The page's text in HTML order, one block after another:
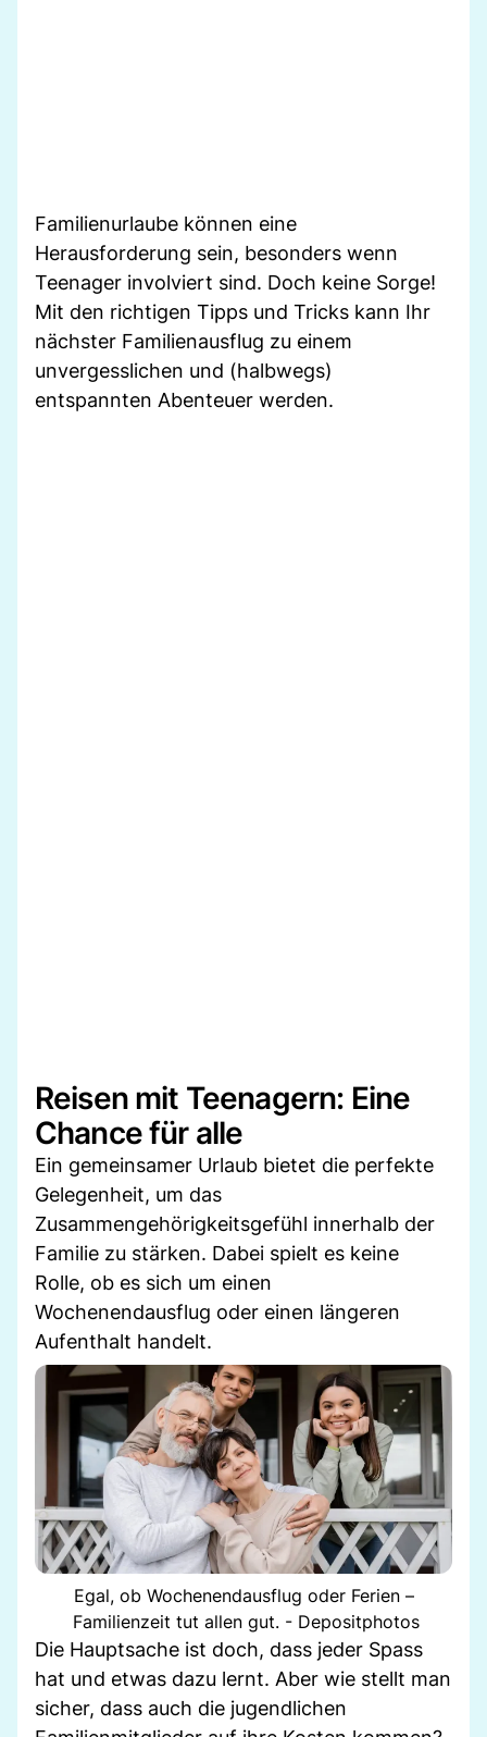
Familienurlaube können eine
Herausforderung sein, besonders wenn
Teenager involviert sind. Doch keine Sorge!
Mit den richtigen Tipps und Tricks kann Ihr
nächster Familienausflug zu einem
unvergesslichen und (halbwegs)
entspannten Abenteuer werden.
Reisen mit Teenagern: Eine
Chance für alle
Ein gemeinsamer Urlaub bietet die perfekte
Gelegenheit, um das
Zusammengehörigkeitsgefühl innerhalb der
Familie zu stärken. Dabei spielt es keine
Rolle, ob es sich um einen
Wochenendausflug oder einen längeren
Aufenthalt handelt.
Egal, ob Wochenendausflug oder Ferien –
Familienzeit tut allen gut. - Depositphotos
Die Hauptsache ist doch, dass jeder Spass
hat und etwas dazu lernt. Aber wie stellt man
sicher, dass auch die jugendlichen